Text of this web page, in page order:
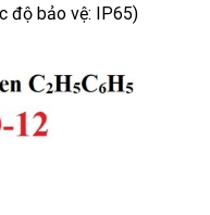
độ bảo vệ: IP65)